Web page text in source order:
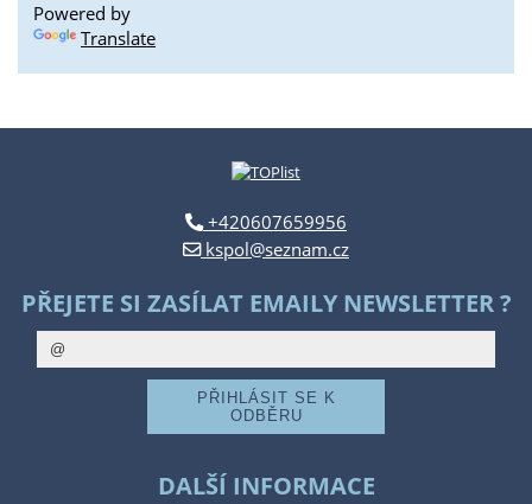
Powered by
Translate
+420607659956
kspol@seznam.cz
PŘEJETE SI ZASÍLAT EMAILY NEWSLETTER ?
DALŠÍ INFORMACE